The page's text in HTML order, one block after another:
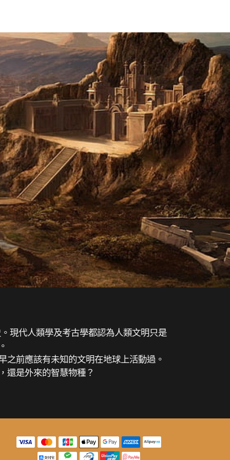
現代人類學及考古學都認為人類文明只是
之前應該有未知的文明在地球上活動過。
還是外來的智慧物種？